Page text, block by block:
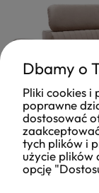
Dbamy o
Pliki cookies i
poprawne
dostosować
tych plików i
użycie plików
opcję